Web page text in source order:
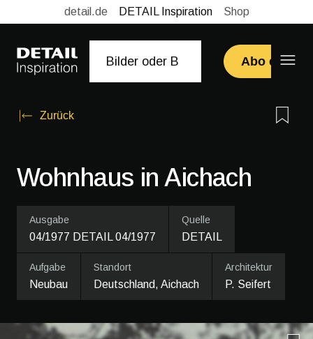
detail.de DETAIL Inspiration Shop
Abo
Zurück
Wohnhaus in Aichach
Ausgabe
04/1977 DETAIL 04/1977
Quelle
DETAIL
Aufgabe
Neubau
Standort
Deutschland, Aichach
Architektur
P. Seifert